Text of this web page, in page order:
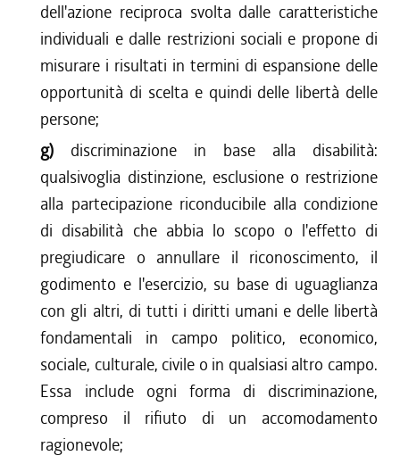
dell'azione reciproca svolta dalle caratteristiche
individuali e dalle restrizioni sociali e propone di
misurare i risultati in termini di espansione delle
opportunità di scelta e quindi delle libertà delle
persone;
g) discriminazione in base alla disabilità:
qualsivoglia distinzione, esclusione o restrizione
alla partecipazione riconducibile alla condizione
di disabilità che abbia lo scopo o l'effetto di
pregiudicare o annullare il riconoscimento, il
godimento e l'esercizio, su base di uguaglianza
con gli altri, di tutti i diritti umani e delle libertà
fondamentali in campo politico, economico,
sociale, culturale, civile o in qualsiasi altro campo.
Essa include ogni forma di discriminazione,
compreso il rifiuto di un accomodamento
ragionevole;